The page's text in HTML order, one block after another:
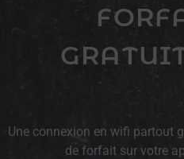
Une connexion en wifi partout
de forfait sur votre